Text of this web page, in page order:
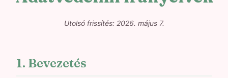
Utolsó frissítés: 2026. május 7.
1. Bevezetés